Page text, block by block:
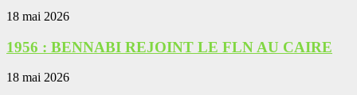
18 mai 2026
1956 : BENNABI REJOINT LE FLN AU CAIRE
18 mai 2026